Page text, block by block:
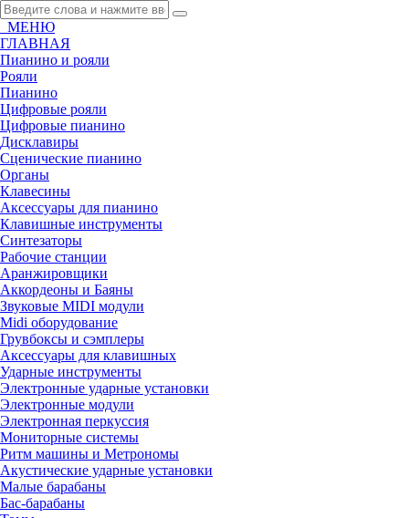
МЕНЮ
ГЛАВНАЯ
Пианино и рояли
Рояли
Пианино
Цифровые рояли
Цифровые пианино
Дисклавиры
Сценические пианино
Органы
Клавесины
Аксессуары для пианино
Клавишные инструменты
Синтезаторы
Рабочие станции
Аранжировщики
Аккордеоны и Баяны
Звуковые MIDI модули
Midi оборудование
Грувбоксы и сэмплеры
Аксессуары для клавишных
Ударные инструменты
Электронные ударные установки
Электронные модули
Электронная перкуссия
Мониторные системы
Ритм машины и Метрономы
Акустические ударные установки
Малые барабаны
Бас-барабаны